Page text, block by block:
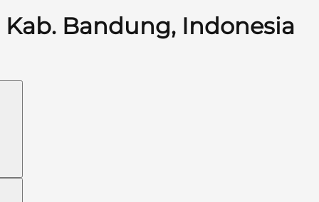
Kab. Bandung, Indonesia